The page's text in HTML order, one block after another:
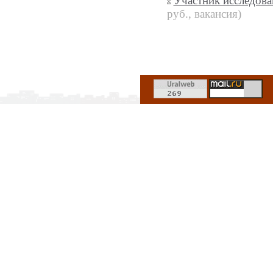
руб., вакансия)